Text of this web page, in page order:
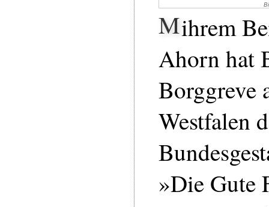
Mihrem
Ahorn hat
Borggreve
Westfalen
»Die Gute